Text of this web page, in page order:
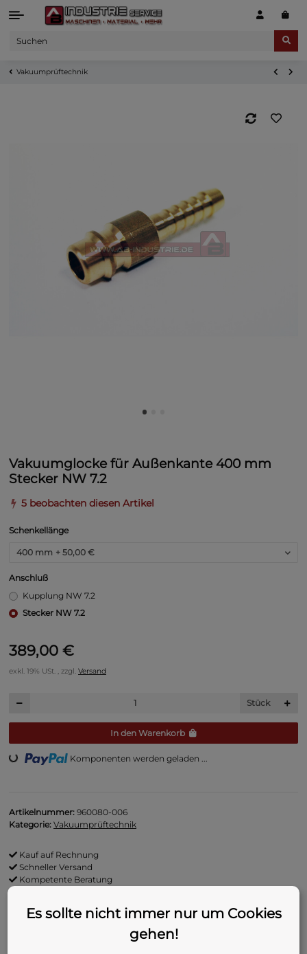
Vakuumprüftechnik
Vakuumglocke für Außenkante 400 mm
Stecker NW 7.2
5 beobachten diesen Artikel
Schenkellänge
400 mm + 50,00 €
Anschluß
Kupplung NW 7.2
Stecker NW 7.2
389,00 €
exkl. 19% USt. , zzgl. Versand
Stück
In den Warenkorb
Loading... Komponenten werden geladen ...
Artikelnummer: 960080-006
Kategorie: Vakuumprüftechnik
Kauf auf Rechnung
Schneller Versand
Kompetente Beratung
Vakuumglocke, für Außenkante
Es sollte nicht immer nur um Cookies
gehen!